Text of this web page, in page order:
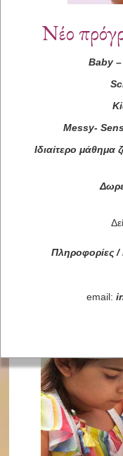
Νέο
Baby–
Messy-
Ιδιαίτερο μάθημα
Πληροφορίες /
email: